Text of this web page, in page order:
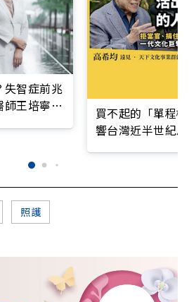
失智症前兆
王培寧呼
買不起的「單程
響台灣近半世紀
照護